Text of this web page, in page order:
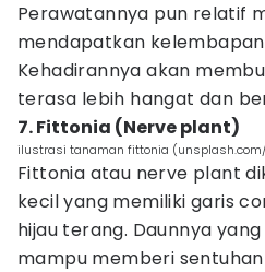
Perawatannya pun relatif
mendapatkan
Kehadirannya akan
terasa lebih hangat dan
7. Fittonia (Nerve plant)
ilustrasi tanaman fittonia
Fittonia atau nerve plant
kecil yang memiliki garis
hijau terang. Daunnya
mampu memberi